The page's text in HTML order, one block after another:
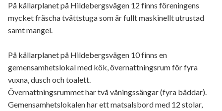
På källarplanet på Hildebergsvägen 12 finns föreningens
mycket fräscha tvättstuga som är fullt maskinellt utrustad
samt mangel.
På källarplanet på Hildebergsvägen 10 finns en
gemensamhetslokal med kök, övernattningsrum för fyra
vuxna, dusch och toalett.
Övernattningsrummet har två våningssängar (fyra bäddar).
Gemensamhetslokalen har ett matsalsbord med 12 stolar,